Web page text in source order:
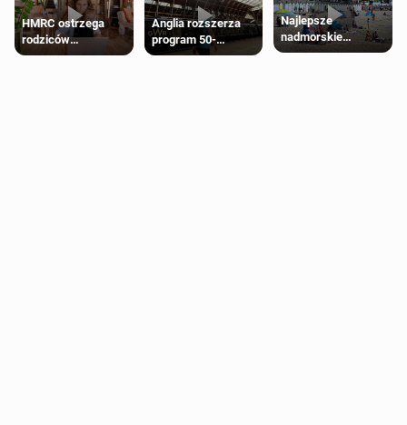
HMRC ostrzega
rodziców
pobierających Child
Anglia rozszerza
program 50-
procentowych
Najlepsze
nadmorskie
miasteczko blisko